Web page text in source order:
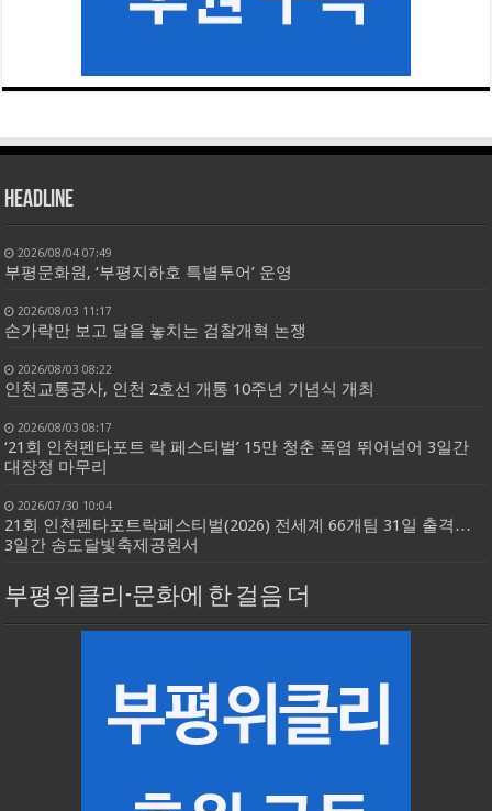
HEADLINE
2026/08/04 07:49
부평문화원, ‘부평지하호 특별투어’ 운영
2026/08/03 11:17
손가락만 보고 달을 놓치는 검찰개혁 논쟁
2026/08/03 08:22
인천교통공사, 인천 2호선 개통 10주년 기념식 개최
2026/08/03 08:17
‘21회 인천펜타포트 락 페스티벌’ 15만 청춘 폭염 뛰어넘어 3일간
대장정 마무리
2026/07/30 10:04
21회 인천펜타포트락페스티벌(2026) 전세계 66개팀 31일 출격…
3일간 송도달빛축제공원서
부평위클리-문화에 한 걸음 더